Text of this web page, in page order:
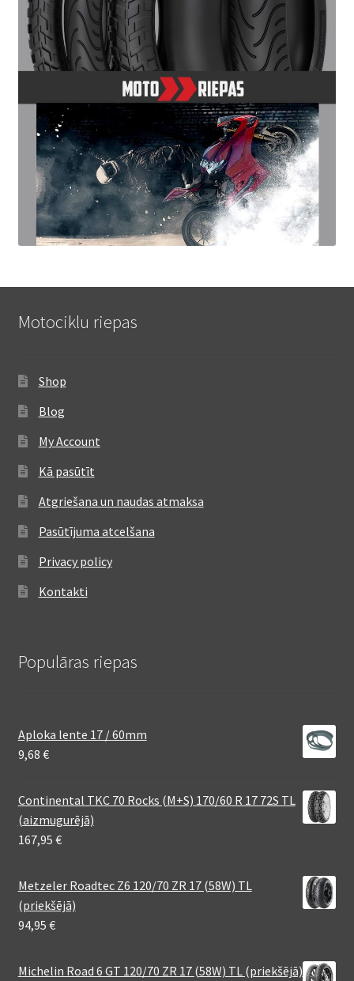
Motociklu riepas
Shop
Blog
My Account
Kā pasūtīt
Atgriešana un naudas atmaksa
Pasūtījuma atcelšana
Privacy policy
Kontakti
Populāras riepas
Aploka lente 17 / 60mm
9,68 €
Continental TKC 70 Rocks (M+S) 170/60 R 17 72S TL
(aizmugurējā)
167,95 €
Metzeler Roadtec Z6 120/70 ZR 17 (58W) TL
(priekšējā)
94,95 €
Michelin Road 6 GT 120/70 ZR 17 (58W) TL (priekšējā)